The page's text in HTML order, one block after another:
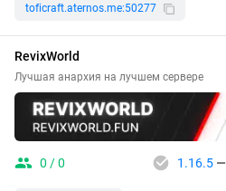
toficraft.aternos.me:50277
RevixWorld
Лучшая анархия на лучшем сервере
0 / 0 1.16.5—